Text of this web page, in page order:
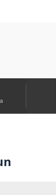
pahalı.
olmalı.